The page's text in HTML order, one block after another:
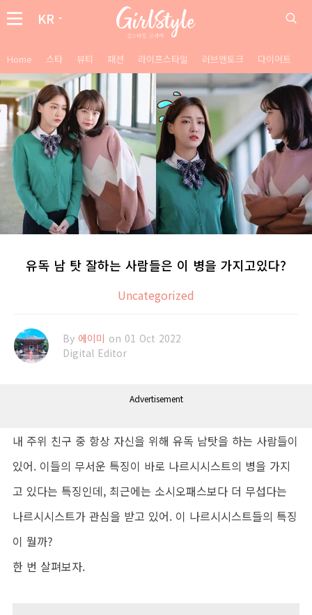
KR
Home 스타 뷰티 패션 라이프스타일 러브앤토크 다이어트
유독 남 탓 잘하는 사람들은 이 병을 가지고있다?
Uncategorized
By 에이미 on 01 Oct 2022
Digital Editor
Advertisement
내 주위 친구 중 항상 자신을 위해 유독 남탓을 하는 사람들이
있어. 이들의 무서운 특징이 바로 나르시시스트의 병을 가지
고 있다는 특징인데, 최근에는 소시오패스보다 더 무섭다는
나르시시스트가 관심을 받고 있어. 이 나르시시스트들의 특징
이 뭘까?
한 번 살펴보자.